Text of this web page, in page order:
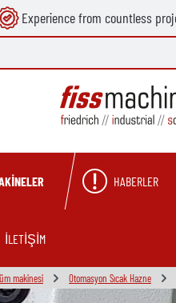
Experience from countless
HABERLER
İLETIŞIM
makinesi Otomasyon Sıcak Hazne